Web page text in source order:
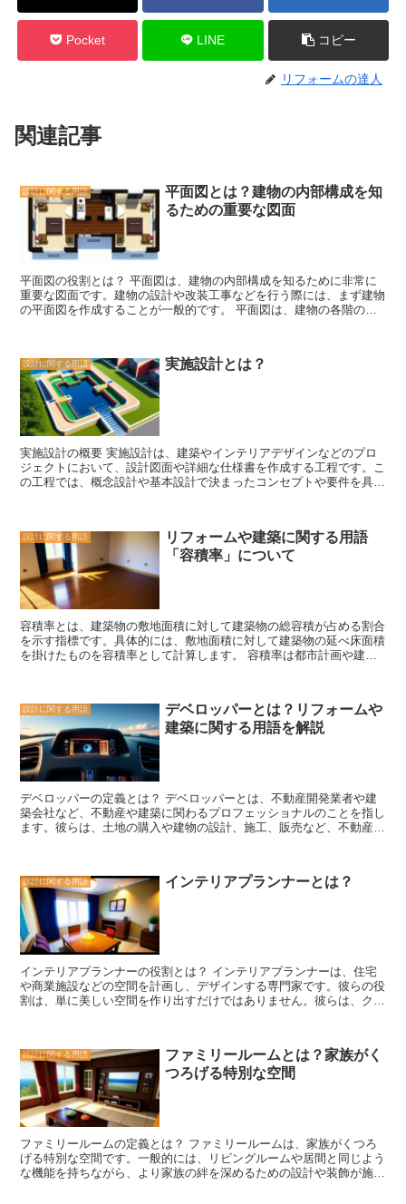
Pocket LINE コピー
リフォームの達人
関連記事
設計に関する用語
平面図とは？建物の内部構成を知
るための重要な図面
平面図の役割とは？ 平面図は、建物の内部構成を知るために非常に
重要な図面です。建物の設計や改装工事などを行う際には、まず建物
の平面図を作成することが一般的です。 平面図は、建物の各階の間
面図には部屋のサイズや間取りの詳細な情報も記載されており、建物
の利用者や施工業者にとって非常に重要な情報源となります。 平面
図は、建物の設計段階から利用されます。建築家や設計者は、建物の
機能やデザインを考慮しながら平面図を作成し、建物の使い勝手や美
しさを追求します。また、平面図は施工業者にとっても重要な情報源
となります。施工業者は、平面図をもとに建物の構造を理解し、工事
を進めていきます。 さらに、平面図は建物の管理やメンテナンスに
も活用されます。建物の所有者や管理者は、平面図をもとに設備や配
管の配置を把握し、必要な修理や保守作業を計画することができま
す。また、災害時には平面図が非常に役立ちます。避難経路や消火設
り、建物の設計や管理において欠かせないものです。建物に関わるす
べての人にとって、平面図の理解は必須です。
設計に関する用語 実施設計とは？
実施設計の概要 実施設計は、建築やインテリアデザインなどのプロ
ジェクトにおいて、設計図面や詳細な仕様書を作成する工程です。こ
の工程では、概念設計や基本設計で決まったコンセプトや要件を具体
詳細に描かれます。また、設計図面には、建物の構造や材料、仕上げ
などの詳細も含まれます。これにより、施工現場での具体的な作業や
材料の手配がスムーズに行われることが可能となります。 さらに、
実施設計では各部位の仕様書も作成されます。これには、建材や仕上
げ材の種類や品質、施工方法などが詳細に記載されます。また、設備
機器や家具などの選定や配置も行われます。これにより、建物や空間
の機能性や快適性を確保することができます。 実施設計では、建築
家やデザイナーだけでなく、様々な専門家や施工業者との連携も重要
です。彼らとのコミュニケーションを通じて、設計図面や仕様書の詳
は、建物や空間を具体化する重要な工程です。概念設計や基本設計で
決まったコンセプトや要件を具体的な形にすることで、建物や空間の
魅力や機能性を最大限に引き出すことができます。また、施工現場で
のスムーズな作業や材料の手配を可能にし、プロジェクトの成功につ
なげることができます。
設計に関する用語
リフォームや建築に関する用語
「容積率」について
容積率とは、建築物の敷地面積に対して建築物の総容積が占める割合
を示す指標です。具体的には、敷地面積に対して建築物の延べ床面積
を掛けたものを容積率として計算します。 容積率は都市計画や建築
積率の制限は、都市の景観や環境への配慮、周辺住民の生活環境の保
護などを目的としています。高い容積率の建築物は、建物の高さや建
物の密集度が高くなるため、周囲の景観や日照への影響が大きくなる
可能性があります。 一方で、低い容積率の建築物は、建物の高さや
建物の密集度が低くなるため、周囲の景観や日照への影響が少なくな
ります。また、低い容積率の建築物は、敷地内に余裕のある広々とし
た空間を確保することができるため、居住者の快適性や生活環境の向
上に寄与することが期待されます。 容積率は、建築物の計画や設計
において重要な要素となります。建築物を計画する際には、地域の容
更や特例の申請が必要となる場合があります。 容積率は、建築物の
形状や高さ、周囲の環境との調和を考慮しながら設定される重要な指
標です。建築物の計画や設計においては、容積率の理解と適切な設定
が求められます。
設計に関する用語
デベロッパーとは？リフォームや
建築に関する用語を解説
デベロッパーの定義とは？ デベロッパーとは、不動産開発業者や建
築会社など、不動産や建築に関わるプロフェッショナルのことを指し
ます。彼らは、土地の購入や建物の設計、施工、販売など、不動産開
す。次に、建物の設計や施工に関する計画を立て、建築士や施工業者
と協力して実現させます。また、販売戦略やマーケティング活動も行
い、完成した建物を効果的に市場に供給します。 デベロッパーは、
不動産市場のトレンドや法律、規制にも詳しく、投資家や購入者に対
して適切なアドバイスを提供します。彼らは、地域の需要やニーズを
把握し、それに合わせた不動産開発を行うことで、地域の発展にも貢
献しています。 また、デベロッパーは、リフォームや再開発など、
既存の建物の改修や再利用にも取り組んでいます。これにより、古い
建物を新たな価値を持つものに変えることができます。 デベロッパ
ーは、不動産や建築に関する専門知識と経験を持ち、プロジェクトの
設計に関する用語 インテリアプランナーとは？
インテリアプランナーの役割とは？ インテリアプランナーは、住宅
や商業施設などの空間を計画し、デザインする専門家です。彼らの役
割は、単に美しい空間を作り出すだけではありません。彼らは、クラ
ライアントとのコミュニケーションを重視します。彼らは、クライア
ントのライフスタイルや好みを把握するために、面談やアンケート調
査を行います。これにより、クライアントの要望を正確に把握し、そ
れを実現するための計画を立てることができます。 次に、インテリ
アプランナーは空間のレイアウトや家具の配置など、具体的なデザイ
ンを考えます。彼らは、空間の使い勝手や効率性を考慮しながら、最
適なレイアウトを提案します。また、家具や照明などのアイテムの選
定も行います。彼らは、クライアントの好みや予算に合わせて、最適
なアイテムを選ぶことが求められます。 さらに、インテリアプラン
ナーは色彩や素材の選定も行います。彼らは、空間に合った色や素材
設計に関する用語
ファミリールームとは？家族がく
つろげる特別な空間
ファミリールームの定義とは？ ファミリールームは、家族がくつろ
げる特別な空間です。一般的には、リビングルームや居間と同じよう
な機能を持ちながら、より家族の絆を深めるための設計や装飾が施さ